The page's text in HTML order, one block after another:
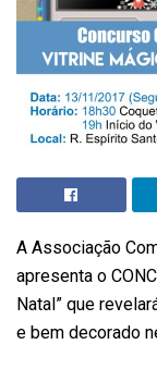
A Associação
apresenta o
Natal” que
e bem decorado